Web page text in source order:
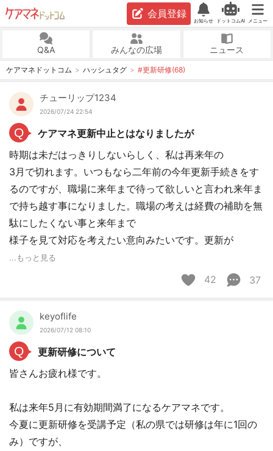
会員登録
お知らせ ドットコムAI メニュー
Q&A みんなの広場 ニュース
ケアマネドットコム ハッシュタグ #更新研修(68)
チューリップ1234
2026/07/24 22:54
Q
ケアマネ更新中止とはなりましたが
時期は未だはっきりしないらしく、私は再来年の
3月で切れます。いつもなら二年前の今年更新手続きをす
るのですが、職場に来年まで待って欲しいと言われ来年ま
で持ち越す事になりました。職場の考えは経費の補助を無
駄にしたくない事と来年まで
様子を見て対応を考えたい意向みたいです。更新が
...もっと見る
42 37
keyoflife
2026/07/12 08:10
Q
更新研修について
皆さんお疲れ様です。
私は来年5月に有効期間満了になるケアマネです。
今夏に更新研修を受講予定（私の県では研修は年に1回の
み）ですが、